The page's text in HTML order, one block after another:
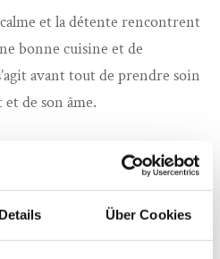
Details Über Cookies
et la détente rencontrent
bonne cuisine et de
avant tout de prendre soin
de son âme.
petit-déjeuner vital
dîner au restaurant « Auf